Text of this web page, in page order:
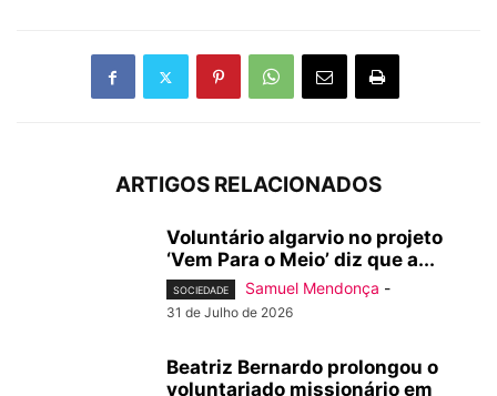
ARTIGOS RELACIONADOS
Voluntário algarvio no projeto
‘Vem Para o Meio’ diz que a...
SOCIEDADE Samuel Mendonça -
31 de Julho de 2026
Beatriz Bernardo prolongou o
voluntariado missionário em